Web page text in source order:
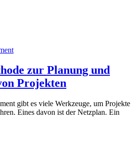
zur Planung und
Projekten
gibt es viele Werkzeuge, um Projekte
Eines davon ist der Netzplan. Ein